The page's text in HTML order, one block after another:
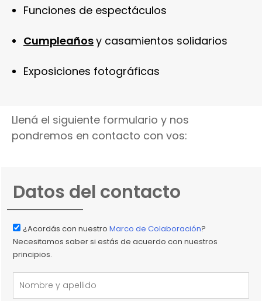
Funciones de espectáculos
Cumpleañosy casamientos solidarios
Exposiciones fotográficas
Llená el siguiente formulario y nos
pondremos en contacto con vos:
Datos del contacto
¿Acordás con nuestro Marco de Colaboración?
Necesitamos saber si estás de acuerdo con nuestros
principios.